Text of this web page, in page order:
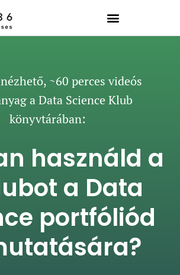
~60 perces videós
a Data Science Klub
könyvtárában:
használd a
a Data
portfóliód